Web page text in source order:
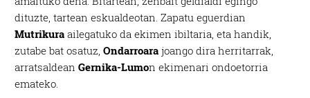
dituzte, tartean eskualdeotan. Zapatu eguerdian
Mutrikura ailegatuko da ekimen ibiltaria, eta handik,
zutabe bat osatuz,Ondarroara joango dira herritarrak,
arratsaldeanGernika-Lumon ekimenari ondoetorria
emateko.